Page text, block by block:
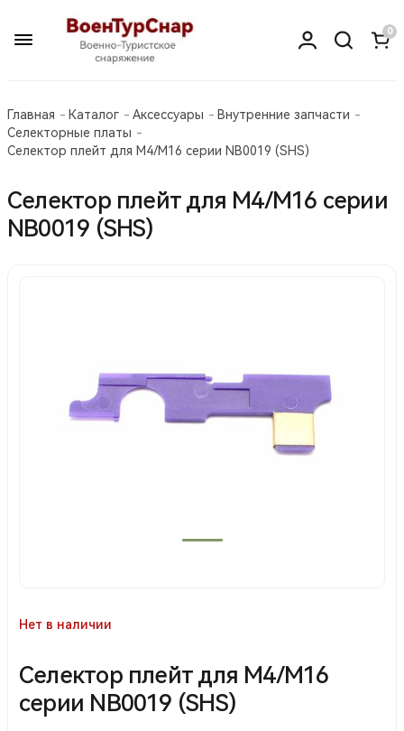
0
Главная Каталог Аксессуары
Внутренние запчасти
Селекторные платы
Селектор плейт для М4/М16 серии NB0019 (SHS)
Селектор плейт для М4/М16 серии
NB0019 (SHS)
Нет в наличии
Селектор плейт для М4/М16
серии NB0019 (SHS)